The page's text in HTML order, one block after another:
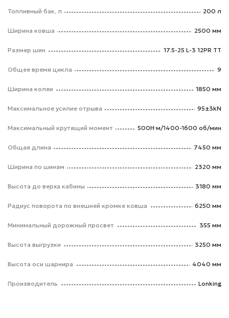
Топливный бак, л 200 л
Ширина ковша 2500 мм
Размер шин 17.5-25 L-3 12PR TT
Общее время цикла 9
Ширина колеи 1850 мм
Максимальное усилие отрыва 95±3kN
Максимальный крутящий момент 500Н·м/1400-1600 об/мин
Общая длина 7450 мм
Ширина по шинам 2320 мм
Высота до верха кабины 3180 мм
Радиус поворота по внешней кромке ковша 6250 мм
Минимальный дорожный просвет 355 мм
Высота выгрузки 3250 мм
Высота оси шарнира 4040 мм
Производитель Lonking